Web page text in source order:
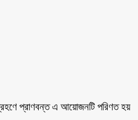
প্রাণবন্ত এ আয়োজনটি পরিণত হয়